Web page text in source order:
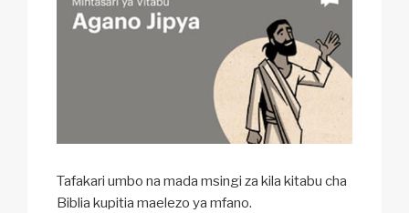
Tafakari umbo na mada msingi za kila kitabu cha
Biblia kupitia maelezo ya mfano.